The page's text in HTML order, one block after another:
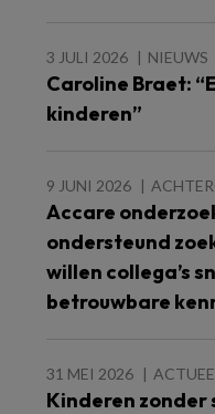
3 JULI 2026 NIEUWS
Caroline Braet:
kinderen”
9 JUNI 2026
Accare
ondersteund
willen collega’s
betrouwbare
31 MEI 2026
Kinderen zonder